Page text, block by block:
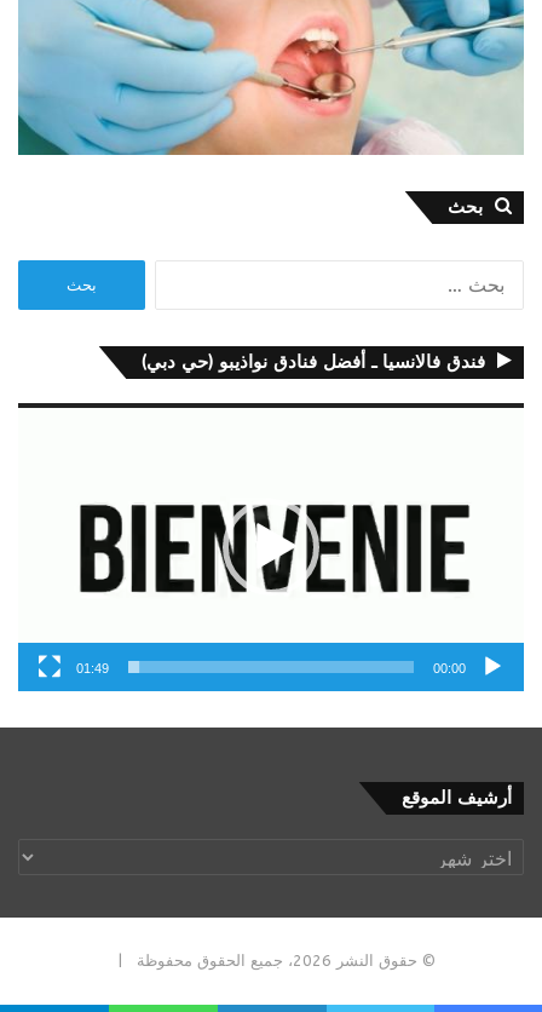
بحث
فندق فالانسيا ـ أفضل فنادق نواذيبو (حي دبي)
00:00
01:49
أرشيف الموقع
أرشيف
الموقع
© حقوق النشر 2026، جميع الحقوق محفوظة |